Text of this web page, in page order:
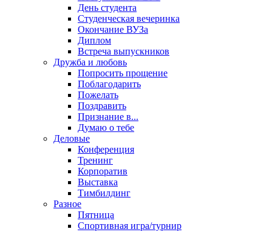
День студента
Студенческая вечеринка
Окончание ВУЗа
Диплом
Встреча выпускников
Дружба и любовь
Попросить прощение
Поблагодарить
Пожелать
Поздравить
Признание в...
Думаю о тебе
Деловые
Конференция
Тренинг
Корпоратив
Выставка
Тимбилдинг
Разное
Пятница
Спортивная игра/турнир